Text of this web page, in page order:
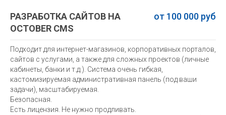
РАЗРАБОТКА САЙТОВ НА
OCTOBER CMS
от 100 000 руб
Подходит для интернет-магазинов, корпоративных порталов,
сайтов с услугами, а также для сложных проектов (личные
кабинеты, банки и т.д.). Система очень гибкая,
кастомизируемая административная панель (под ваши
задачи), масштабируемая.
Безопасная.
Есть лицензия. Не нужно продливать.